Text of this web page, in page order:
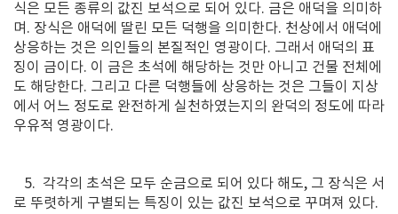
식은 모든 종류의 값진 보석으로 되어 있다. 금은 애덕을 의미하
며. 장식은 애덕에 딸린 모든 덕행을 의미한다. 천상에서 애덕에
상응하는 것은 의인들의 본질적인 영광이다. 그래서 애덕의 표
징이 금이다. 이 금은 초석에 해당하는 것만 아니고 건물 전체에
도 해당한다. 그리고 다른 덕행들에 상응하는 것은 그들이 지상
에서 어느 정도로 완전하게 실천하였는지의 완덕의 정도에 따라
우유적 영광이다.
5. 각각의 초석은 모두 순금으로 되어 있다 해도, 그 장식은 서
로 뚜렷하게 구별되는 특징이 있는 값진 보석으로 꾸며져 있다.